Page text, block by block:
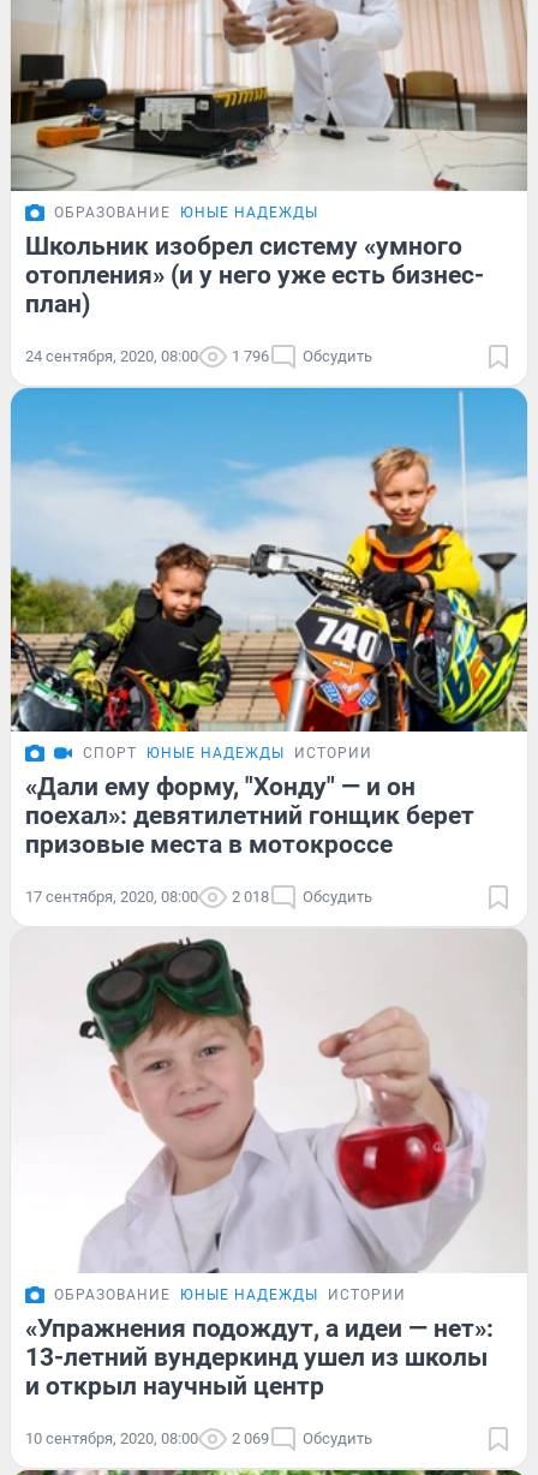
ОБРАЗОВАНИЕ ЮНЫЕ НАДЕЖДЫ
Школьник изобрел систему «умного
отопления» (и у него уже есть бизнес-
план)
24 сентября, 2020, 08:00 1 796 Обсудить
СПОРТ ЮНЫЕ НАДЕЖДЫ ИСТОРИИ
«Дали ему форму, "Хонду" — и он
поехал»: девятилетний гонщик берет
призовые места в мотокроссе
17 сентября, 2020, 08:00 2 018 Обсудить
ОБРАЗОВАНИЕ ЮНЫЕ НАДЕЖДЫ ИСТОРИИ
«Упражнения подождут, а идеи — нет»:
13-летний вундеркинд ушел из школы
и открыл научный центр
10 сентября, 2020, 08:00 2 069 Обсудить